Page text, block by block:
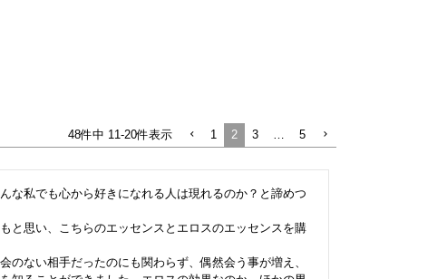
48件中 11 -20件表示 1 2 3 5
な私でも心から好きになれる人は現れるのか？と諦めつ
と思い、こちらのエッセンスとエロスのエッセンスを購
ない相手だったのにも関わらず、偶然会う事が増え、